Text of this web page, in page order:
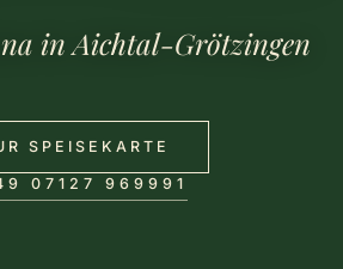
in Aichtal-Grötzingen
SPEISEKARTE
07127 969991